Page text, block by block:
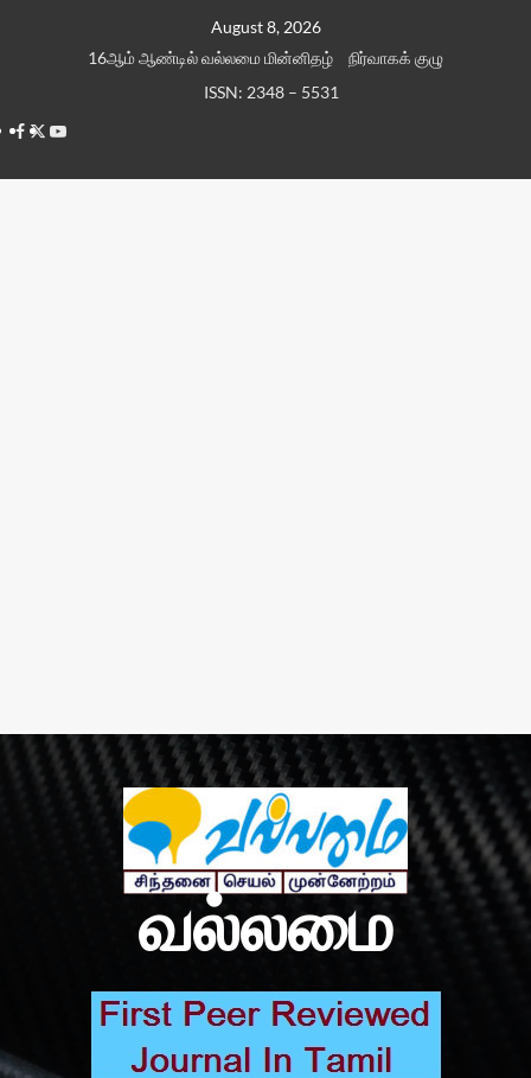
August 8, 2026
16ஆம் ஆண்டில் வல்லமை மின்னிதழ்
நிர்வாகக் குழு
ISSN: 2348 – 5531
Facebook
TwitterYoutube
வல்லமை